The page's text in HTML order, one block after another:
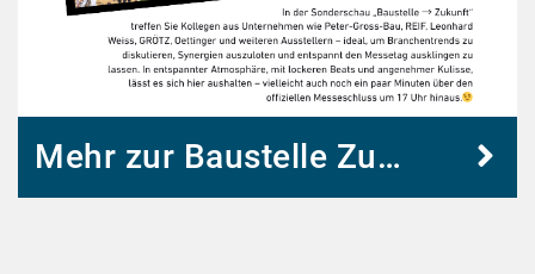
Mehr zur Baustelle Zukunft